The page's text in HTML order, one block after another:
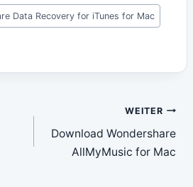
Data Recovery for iTunes for Mac
WEITER
Download Wondershare
AllMyMusic for Mac